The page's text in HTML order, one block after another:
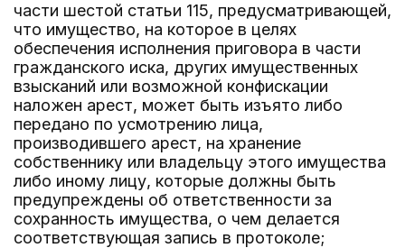
части шестой статьи 115, предусматривающей,
что имущество, на которое в целях
обеспечения исполнения приговора в части
гражданского иска, других имущественных
взысканий или возможной конфискации
наложен арест, может быть изъято либо
передано по усмотрению лица,
производившего арест, на хранение
собственнику или владельцу этого имущества
либо иному лицу, которые должны быть
предупреждены об ответственности за
сохранность имущества, о чем делается
соответствующая запись в протоколе;